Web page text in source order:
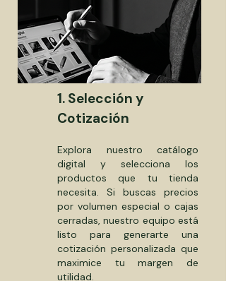
1. Selección y
Cotización
Explora nuestro catálogo
digital y selecciona los
productos que tu tienda
necesita. Si buscas precios
por volumen especial o cajas
cerradas, nuestro equipo está
listo para generarte una
cotización personalizada que
maximice tu margen de
utilidad.